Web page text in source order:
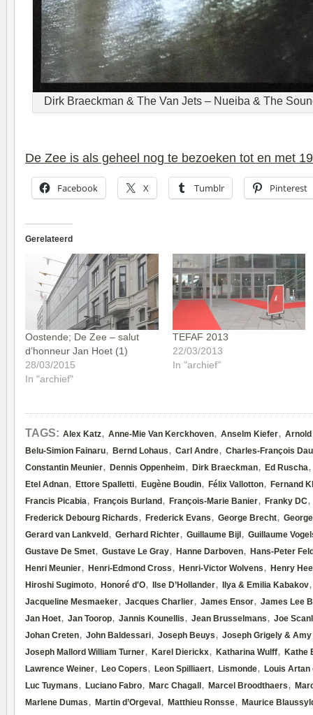
Dirk Braeckman & The Van Jets – Nueiba & The
De Zee is als geheel nog te bezoeken tot en met
Facebook X Tumblr Pinterest
Gerelateerd
Oostende; De Zee – salut
d’honneur Jan Hoet (1)
28/03/2015
In "archief"
TEFAF 2013
22/03/2013
In "archief"
TAGS: Alex Katz, Anne-Mie Van Kerckhoven, Anselm Kiefer,
Belu-Simion Fainaru, Bernd Lohaus, Carl Andre, Charles-François
Constantin Meunier, Dennis Oppenheim, Dirk Braeckman, Ed Ruscha
Etel Adnan, Ettore Spalletti, Eugène Boudin, Félix Vallotton, Fernand
Francis Picabia, François Burland, François-Marie Banier, Franky DC
Frederick Debourg Richards, Frederick Evans, George Brecht,
Gerard van Lankveld, Gerhard Richter, Guillaume Bijl, Guillaume
Gustave De Smet, Gustave Le Gray, Hanne Darboven, Hans-Peter
Henri Meunier, Henri-Edmond Cross, Henri-Victor Wolvens, Henry
Hiroshi Sugimoto, Honoré d'O, Ilse D’Hollander, Ilya & Emilia Kabakov
Jacqueline Mesmaeker, Jacques Charlier, James Ensor, James Lee
Jan Hoet, Jan Toorop, Jannis Kounellis, Jean Brusselmans, Joe
Johan Creten, John Baldessari, Joseph Beuys, Joseph Grigely & Amy
Joseph Mallord William Turner, Karel Dierickx, Katharina Wulff, Kathe
Lawrence Weiner, Leo Copers, Leon Spilliaert, Lismonde, Louis Artan
Luc Tuymans, Luciano Fabro, Marc Chagall, Marcel Broodthaers,
Marlene Dumas, Martin d’Orgeval, Matthieu Ronsse, Maurice